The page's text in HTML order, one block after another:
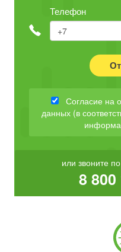
Телефон
Согласие на
данных (в
или звоните
8 800